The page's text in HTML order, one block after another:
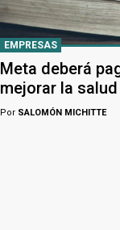
EMPRESAS
Meta deberá
mejorar la salud
Por SALOMÓN MICHITTE